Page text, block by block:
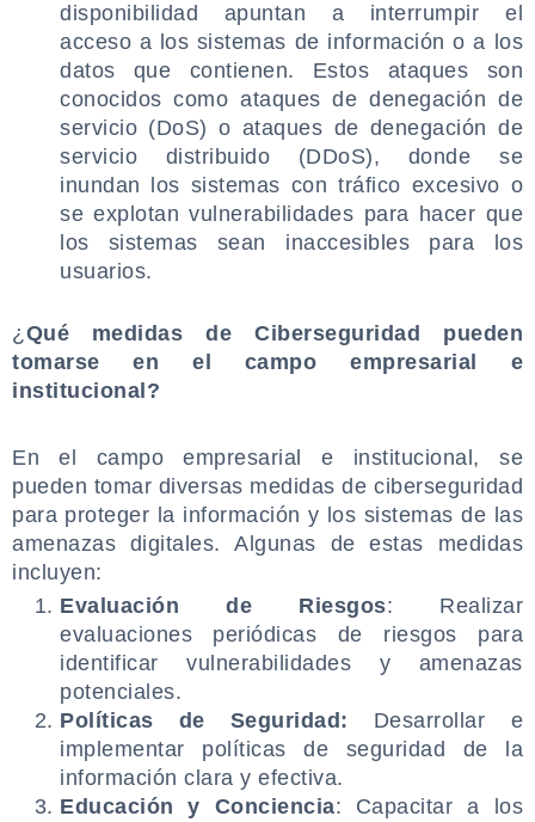
disponibilidad apuntan a interrumpir el
acceso a los sistemas de información o a los
datos que contienen. Estos ataques son
conocidos como ataques de denegación de
servicio (DoS) o ataques de denegación de
servicio distribuido (DDoS), donde se
inundan los sistemas con tráfico excesivo o
se explotan vulnerabilidades para hacer que
los sistemas sean inaccesibles para los
usuarios.
¿Qué medidas de Ciberseguridad pueden
tomarse en el campo empresarial e
institucional?
En el campo empresarial e institucional, se
pueden tomar diversas medidas de ciberseguridad
para proteger la información y los sistemas de las
amenazas digitales. Algunas de estas medidas
incluyen:
Evaluación de Riesgos: Realizar
evaluaciones periódicas de riesgos para
identificar vulnerabilidades y amenazas
potenciales.
Políticas de Seguridad: Desarrollar e
implementar políticas de seguridad de la
información clara y efectiva.
Educación y Conciencia: Capacitar a los